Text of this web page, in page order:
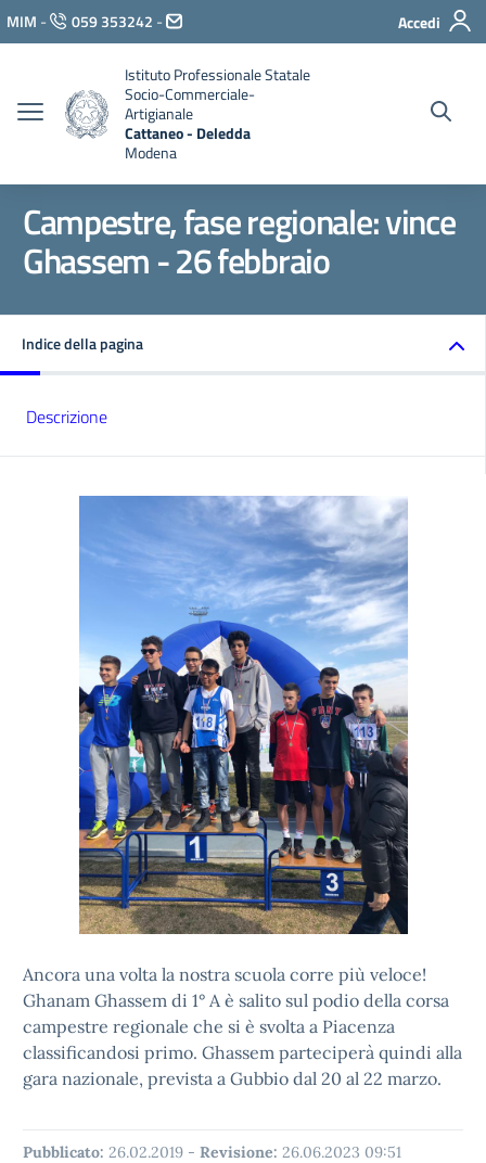
Vai ai contenuti
Vai al menu di navigazione
Vai al footer
MIM - 059 353242 - Accedi
Istituto Professionale Statale
Socio-Commerciale-
Artigianale
Cattaneo - Deledda
Modena
Campestre, fase regionale: vince
Ghassem - 26 febbraio
Indice della pagina
Descrizione
Ancora una volta la nostra scuola corre più veloce!
Ghanam Ghassem di 1° A è salito sul podio della corsa
campestre regionale che si è svolta a Piacenza
classificandosi primo. Ghassem parteciperà quindi alla
gara nazionale, prevista a Gubbio dal 20 al 22 marzo.
Pubblicato: 26.02.2019 - Revisione: 26.06.2023 09:51